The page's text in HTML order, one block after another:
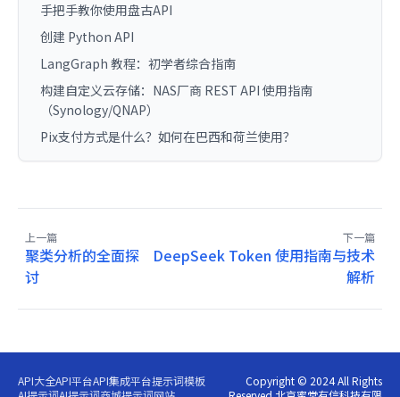
手把手教你使用盘古API
创建 Python API
LangGraph 教程：初学者综合指南
构建自定义云存储：NAS厂商 REST API 使用指南
（Synology/QNAP）
Pix支付方式是什么？如何在巴西和荷兰使用？
上一篇
聚类分析的全面探
讨
下一篇
DeepSeek Token 使用指南与技术
解析
API大全API平台API集成平台提示词模板
Copyright © 2024 All Rights